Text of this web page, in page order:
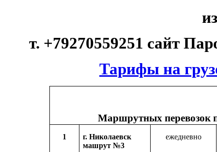
т. +79270559251 сайт
Тарифы на
Маршрутных перевозок
1
г. Николаевск
машрут №3
ежедневно